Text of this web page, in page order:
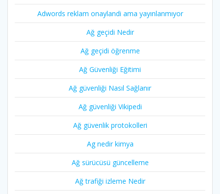
Adwords reklam onaylandi ama yayınlanmıyor
Ağ geçidi Nedir
Ağ geçidi öğrenme
Ağ Güvenliği Eğitimi
Ağ güvenliği Nasıl Sağlanır
Ağ güvenliği Vikipedi
Ağ güvenlik protokolleri
Ag nedir kimya
Ağ sürücüsü güncelleme
Ağ trafiği izleme Nedir